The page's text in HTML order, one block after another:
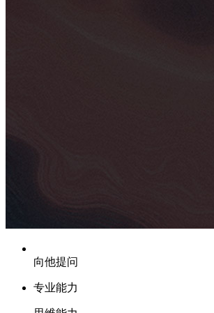
向他提问
专业能力